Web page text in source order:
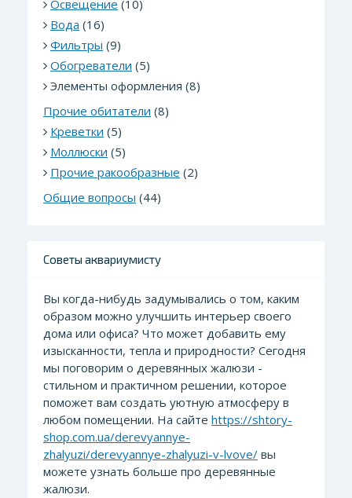
Освещение (10)
Вода (16)
Фильтры (9)
Обогреватели (5)
Элементы оформления (8)
Прочие обитатели (8)
Креветки (5)
Моллюски (5)
Прочие ракообразные (2)
Общие вопросы (44)
Советы аквариумисту
Вы когда-нибудь задумывались о том, каким
образом можно улучшить интерьер своего
дома или офиса? Что может добавить ему
изысканности, тепла и природности? Сегодня
мы поговорим о деревянных жалюзи -
стильном и практичном решении, которое
поможет вам создать уютную атмосферу в
любом помещении. На сайте https://shtory-
shop.com.ua/derevyannye-
zhalyuzi/derevyannye-zhalyuzi-v-lvove/ вы
можете узнать больше про деревянные
жалюзи.